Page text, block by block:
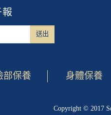
報
部保養 身體保養
Copyright © 2017